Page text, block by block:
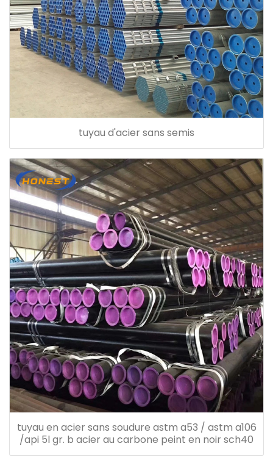
tuyau d'acier sans semis
tuyau en acier sans soudure astm a53 / astm a106
/api 5l gr. b acier au carbone peint en noir sch40